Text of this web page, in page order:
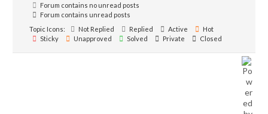
Forum contains no unread posts
Forum contains unread posts
Topic Icons:
Not Replied Replied Active
Hot
Sticky
Unapproved Solved Private Closed